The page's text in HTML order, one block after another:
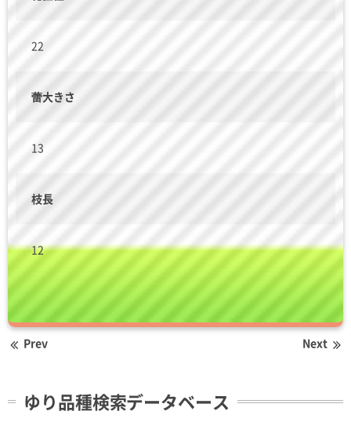
22
蕾大きさ
13
枝長
12
Prev Next
ゆり品種検索データベース